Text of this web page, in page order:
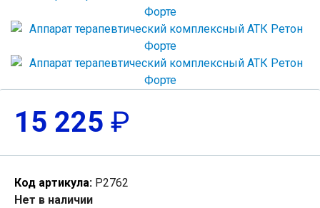
15 225 ₽
Код артикула: Р2762
Нет в наличии